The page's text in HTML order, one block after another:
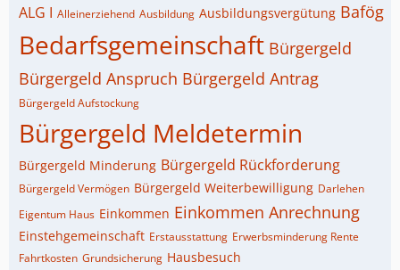
ALG I Alleinerziehend Ausbildung Ausbildungsvergütung Bafög
Bedarfsgemeinschaft Bürgergeld
Bürgergeld Anspruch Bürgergeld Antrag
Bürgergeld Aufstockung
Bürgergeld Meldetermin
Bürgergeld Minderung Bürgergeld Rückforderung
Bürgergeld Vermögen Bürgergeld Weiterbewilligung Darlehen
Eigentum Haus Einkommen Einkommen Anrechnung
Einstehgemeinschaft Erstausstattung Erwerbsminderung Rente
Fahrtkosten Grundsicherung Hausbesuch